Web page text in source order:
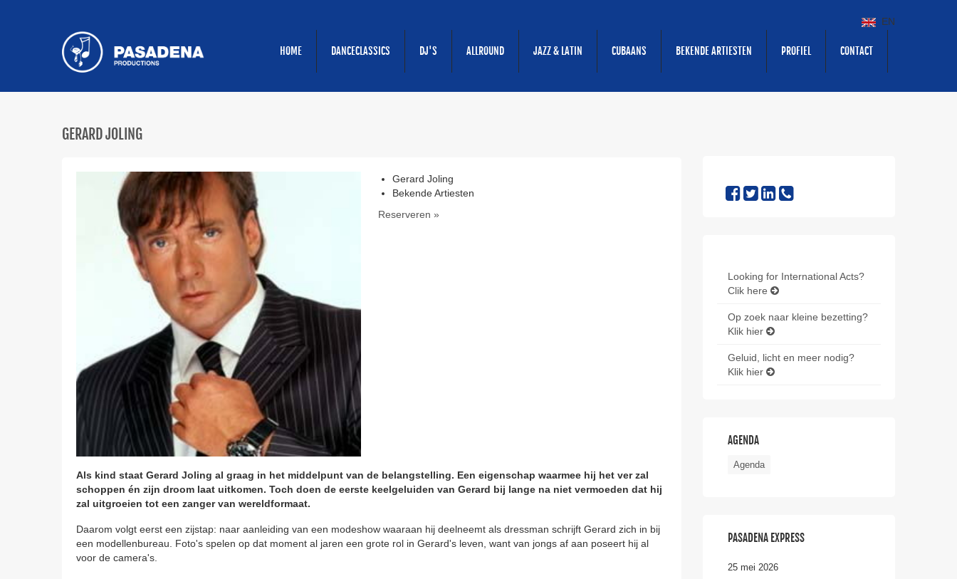
EN
HOME DANCECLASSICS DJ'S ALLROUND JAZZ & LATIN CUBAANS BEKENDE ARTIESTEN PROFIEL CONTACT
GERARD JOLING
Gerard Joling
Bekende Artiesten
Reserveren »
Als kind staat Gerard Joling al graag in het middelpunt van de belangstelling. Een eigenschap waarmee hij het ver zal
schoppen én zijn droom laat uitkomen. Toch doen de eerste keelgeluiden van Gerard bij lange na niet vermoeden dat hij
zal uitgroeien tot een zanger van wereldformaat.
Daarom volgt eerst een zijstap: naar aanleiding van een modeshow waaraan hij deelneemt als dressman schrijft Gerard zich in bij
een modellenbureau. Foto's spelen op dat moment al jaren een grote rol in Gerard's leven, want van jongs af aan poseert hij al
voor de camera's.
Looking for International Acts?
Clik here
Op zoek naar kleine bezetting?
Klik hier
Geluid, licht en meer nodig?
Klik hier
AGENDA
Agenda
PASADENA EXPRESS
25 mei 2026